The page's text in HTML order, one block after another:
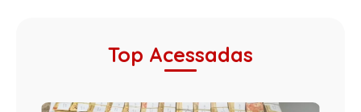
Top Acessadas